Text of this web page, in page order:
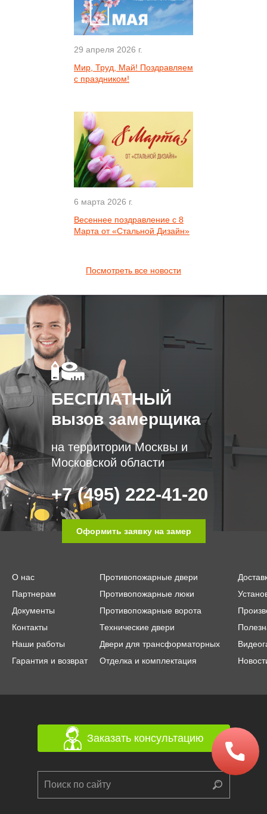
29 апреля 2026 г.
Мир, Труд, Май! Поздравляем
с праздником!
6 марта 2026 г.
Весеннее поздравление с 8
Марта от «Стальной Дизайн»
Посмотреть все новости
БЕСПЛАТНЫЙ
вызов замерщика
на территории Москвы и
Московской области
+7 (495) 222-41-20
Оформить заявку на замер
О нас
Партнерам
Документы
Контакты
Наши работы
Гарантия и возврат
Противопожарные двери
Противопожарные люки
Противопожарные ворота
Технические двери
Двери для трансформаторных
Отделка и комплектация
Заказать консультацию